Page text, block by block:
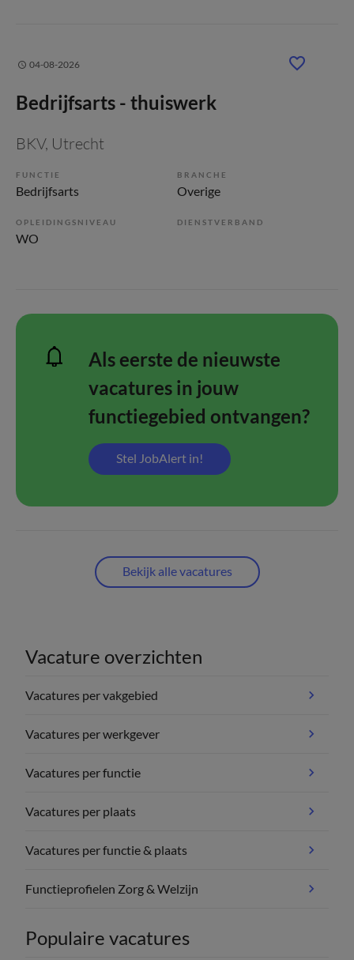
04-08-2026
Bedrijfsarts - thuiswerk
BKV, Utrecht
FUNCTIE
Bedrijfsarts
BRANCHE
Overige
OPLEIDINGSNIVEAU
WO
DIENSTVERBAND
Als eerste de nieuwste
vacatures in jouw
functiegebied ontvangen?
Stel JobAlert in!
Bekijk alle vacatures
Vacature overzichten
Vacatures per vakgebied
Vacatures per werkgever
Vacatures per functie
Vacatures per plaats
Vacatures per functie & plaats
Functieprofielen Zorg & Welzijn
Populaire vacatures